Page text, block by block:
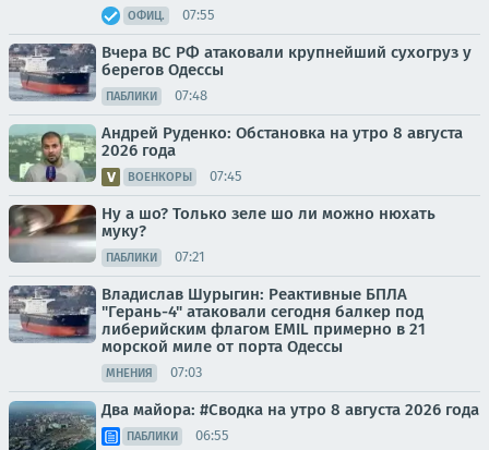
ОФИЦ. 07:55
Вчера ВС РФ атаковали крупнейший сухогруз у
берегов Одессы
ПАБЛИКИ 07:48
Андрей Руденко: Обстановка на утро 8 августа
2026 года
ВОЕНКОРЫ 07:45
Ну а шо? Только зеле шо ли можно нюхать
муку?
ПАБЛИКИ 07:21
Владислав Шурыгин: Реактивные БПЛА
"Герань-4" атаковали сегодня балкер под
либерийским флагом EMIL примерно в 21
морской миле от порта Одессы
МНЕНИЯ 07:03
Два майора: #Сводка на утро 8 августа 2026 года
ПАБЛИКИ 06:55